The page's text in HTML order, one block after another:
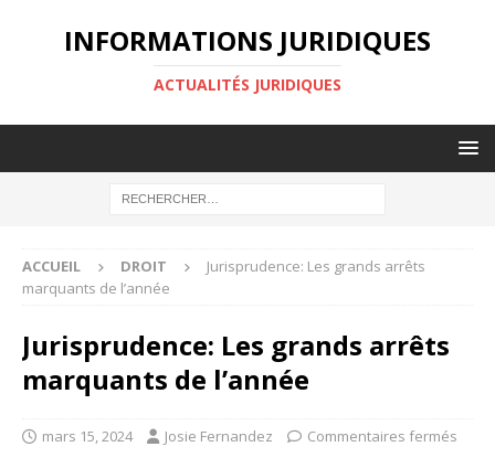
INFORMATIONS JURIDIQUES
ACTUALITÉS JURIDIQUES
ACCUEIL DROIT
Jurisprudence: Les grands arrêts
marquants de l’année
Jurisprudence: Les grands arrêts
marquants de l’année
mars 15, 2024 Josie Fernandez Commentaires fermés